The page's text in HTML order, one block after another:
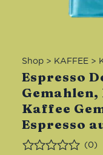
Shop> KAFFEE>
Espresso
Gemahlen,
Kaffee
Espresso
(0)